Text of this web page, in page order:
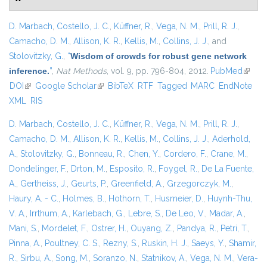
D. Marbach, Costello, J. C., Küffner, R., Vega, N. M., Prill, R. J.,
Camacho, D. M., Allison, K. R., Kellis, M., Collins, J. J., and
Stolovitzky, G., “Wisdom of crowds for robust gene network
inference.”, Nat Methods, vol. 9, pp. 796-804, 2012. PubMed(link is
DOI (link is external)
Google Scholar(link is external)
BibTeX RTF Tagged MARC EndNote
XML RIS
D. Marbach, Costello, J. C., Küffner, R., Vega, N. M., Prill, R. J.,
Camacho, D. M., Allison, K. R., Kellis, M., Collins, J. J., Aderhold,
A., Stolovitzky, G., Bonneau, R., Chen, Y., Cordero, F., Crane, M.,
Dondelinger, F., Drton, M., Esposito, R., Foygel, R., De La Fuente,
A., Gertheiss, J., Geurts, P., Greenfield, A., Grzegorczyk, M.,
Haury, A. - C., Holmes, B., Hothorn, T., Husmeier, D., Huynh-Thu,
V. A., Irrthum, A., Karlebach, G., Lebre, S., De Leo, V., Madar, A.,
Mani, S., Mordelet, F., Ostrer, H., Ouyang, Z., Pandya, R., Petri, T.,
Pinna, A., Poultney, C. S., Rezny, S., Ruskin, H. J., Saeys, Y., Shamir,
R., Sirbu, A., Song, M., Soranzo, N., Statnikov, A., Vega, N. M., Vera-